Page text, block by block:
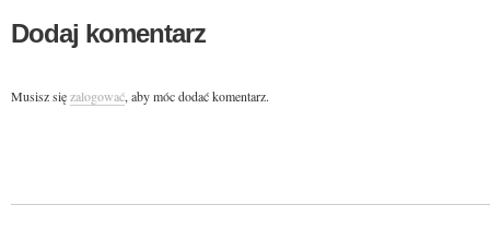
Dodaj komentarz
Musisz sięzalogować, aby móc dodać komentarz.